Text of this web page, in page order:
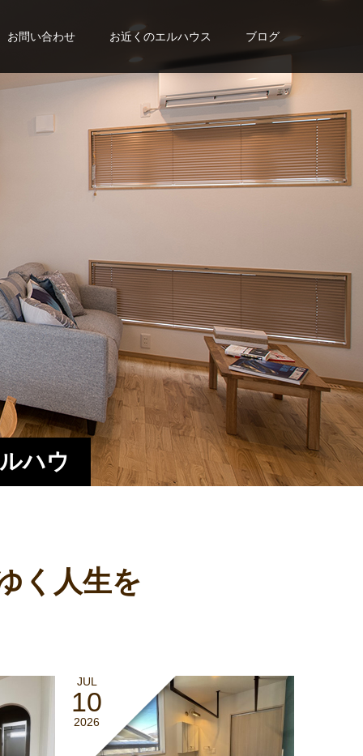
お問い合わせ お近くのエルハウス ブログ
ハウ
く人生を
JUL
10
2026